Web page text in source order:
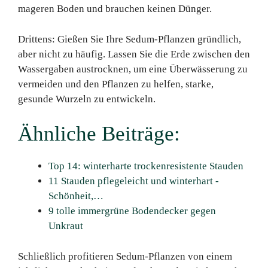
mageren Boden und brauchen keinen Dünger.
Drittens: Gießen Sie Ihre Sedum-Pflanzen gründlich,
aber nicht zu häufig. Lassen Sie die Erde zwischen den
Wassergaben austrocknen, um eine Überwässerung zu
vermeiden und den Pflanzen zu helfen, starke,
gesunde Wurzeln zu entwickeln.
Ähnliche Beiträge:
Top 14: winterharte trockenresistente Stauden
11 Stauden pflegeleicht und winterhart -
Schönheit,…
9 tolle immergrüne Bodendecker gegen
Unkraut
Schließlich profitieren Sedum-Pflanzen von einem